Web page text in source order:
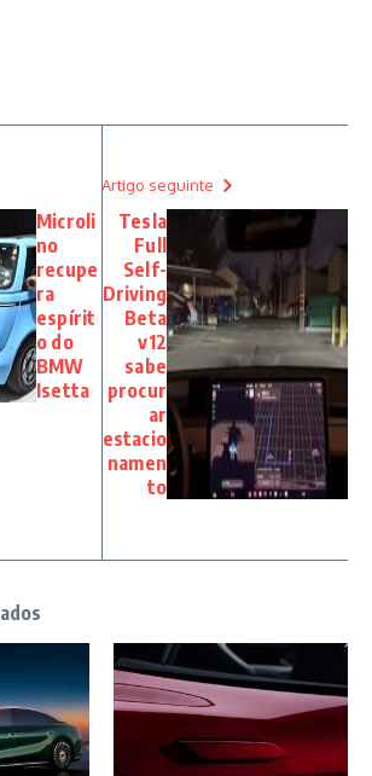
Microli
no
recupe
ra
espírit
o do
BMW
Isetta
Artigo seguinte
Tesla
Full
Self-
Driving
Beta
v12
sabe
procur
ar
estacio
namen
to